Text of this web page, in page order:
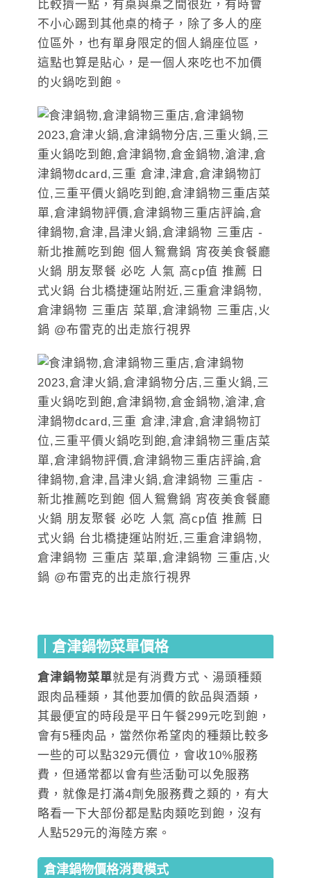
比較擠一點，有桌與桌之間很近，有時會
不小心踢到其他桌的椅子，除了多人的座
位區外，也有單身限定的個人鍋座位區，
這點也算是貼心，是一個人來吃也不加價
的火鍋吃到飽。
｜倉津鍋物菜單價格
倉津鍋物菜單就是有消費方式、湯頭種類
跟肉品種類，其他要加價的飲品與酒類，
其最便宜的時段是平日午餐299元吃到飽，
會有5種肉品，當然你希望肉的種類比較多
一些的可以點329元價位，會收10%服務
費，但通常都以會有些活動可以免服務
費，就像是打滿4劑免服務費之類的，有大
略看一下大部份都是點肉類吃到飽，沒有
人點529元的海陸方案。
倉津鍋物價格消費模式